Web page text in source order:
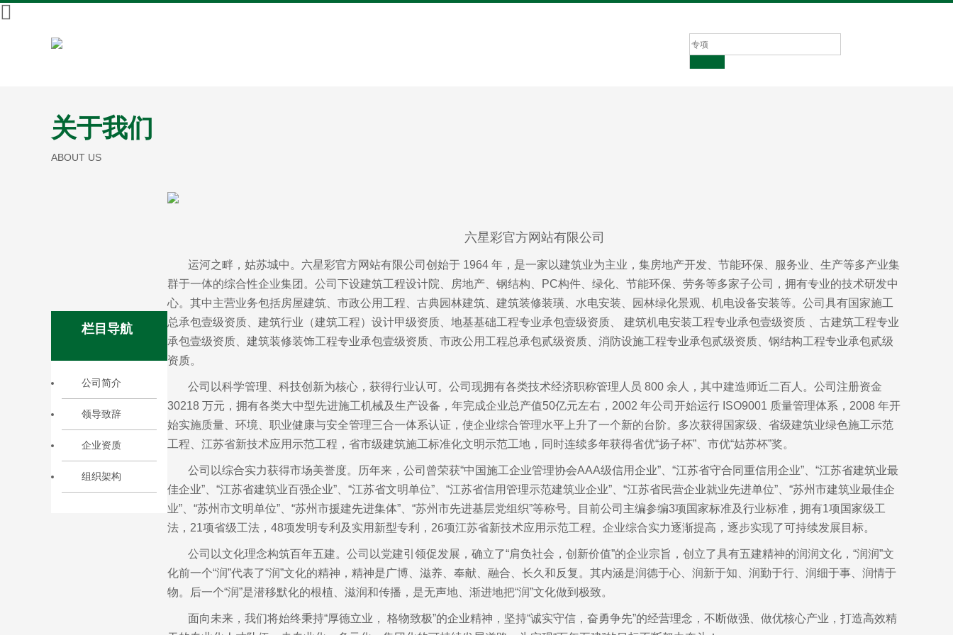
关于我们
ABOUT US
栏目导航
公司简介
领导致辞
企业资质
组织架构
六星彩官方网站有限公司
运河之畔，姑苏城中。六星彩官方网站有限公司创始于 1964 年，是一家以建筑业为主业，集房地产开发、节能环保、服务业、生产等多产业集
群于一体的综合性企业集团。公司下设建筑工程设计院、房地产、钢结构、PC构件、绿化、节能环保、劳务等多家子公司，拥有专业的技术研发中
心。其中主营业务包括房屋建筑、市政公用工程、古典园林建筑、建筑装修装璜、水电安装、园林绿化景观、机电设备安装等。公司具有国家施工
总承包壹级资质、建筑行业（建筑工程）设计甲级资质、地基基础工程专业承包壹级资质、 建筑机电安装工程专业承包壹级资质 、古建筑工程专业
承包壹级资质、建筑装修装饰工程专业承包壹级资质、市政公用工程总承包贰级资质、消防设施工程专业承包贰级资质、钢结构工程专业承包贰级
资质。
公司以科学管理、科技创新为核心，获得行业认可。公司现拥有各类技术经济职称管理人员 800 余人，其中建造师近二百人。公司注册资金
30218 万元，拥有各类大中型先进施工机械及生产设备，年完成企业总产值50亿元左右，2002 年公司开始运行 ISO9001 质量管理体系，2008 年开
始实施质量、环境、职业健康与安全管理三合一体系认证，使企业综合管理水平上升了一个新的台阶。多次获得国家级、省级建筑业绿色施工示范
工程、江苏省新技术应用示范工程，省市级建筑施工标准化文明示范工地，同时连续多年获得省优“扬子杯”、市优“姑苏杯”奖。
公司以综合实力获得市场美誉度。历年来，公司曾荣获“中国施工企业管理协会AAA级信用企业”、“江苏省守合同重信用企业”、“江苏省建筑业最
佳企业”、“江苏省建筑业百强企业”、“江苏省文明单位”、“江苏省信用管理示范建筑业企业”、“江苏省民营企业就业先进单位”、“苏州市建筑业最佳企
业”、“苏州市文明单位”、“苏州市援建先进集体”、“苏州市先进基层党组织”等称号。目前公司主编参编3项国家标准及行业标准，拥有1项国家级工
法，21项省级工法，48项发明专利及实用新型专利，26项江苏省新技术应用示范工程。企业综合实力逐渐提高，逐步实现了可持续发展目标。
公司以文化理念构筑百年五建。公司以党建引领促发展，确立了“肩负社会，创新价值”的企业宗旨，创立了具有五建精神的润润文化，“润润”文
化前一个“润”代表了“润”文化的精神，精神是广博、滋养、奉献、融合、长久和反复。其内涵是润德于心、润新于知、润勤于行、润细于事、润情于
物。后一个“润”是潜移默化的根植、滋润和传播，是无声地、渐进地把“润”文化做到极致。
面向未来，我们将始终秉持“厚德立业， 格物致极”的企业精神，坚持“诚实守信，奋勇争先”的经营理念，不断做强、做优核心产业，打造高效精